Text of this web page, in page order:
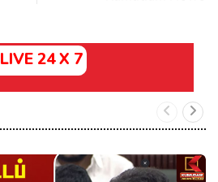
LIVE 24 X 7